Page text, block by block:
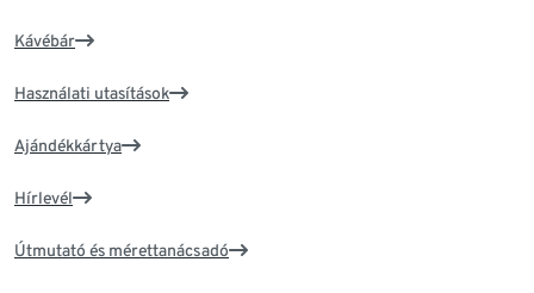
Kávébár
Használati utasítások
Ajándékkártya
Hírlevél
Útmutató és mérettanácsadó